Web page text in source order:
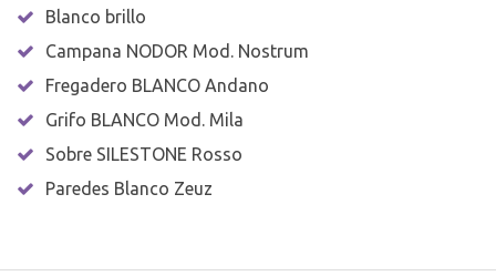
Blanco brillo
Campana NODOR Mod. Nostrum
Fregadero BLANCO Andano
Grifo BLANCO Mod. Mila
Sobre SILESTONE Rosso
Paredes Blanco Zeuz